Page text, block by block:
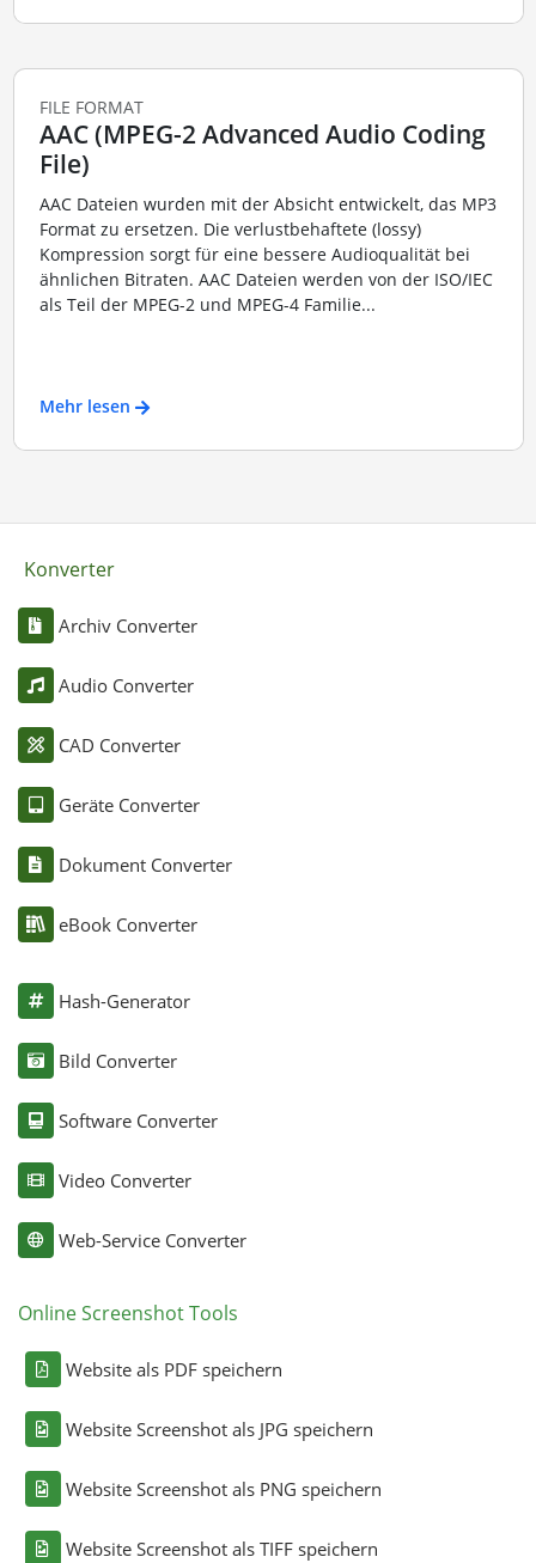
FILE FORMAT
AAC (MPEG-2 Advanced Audio Coding
File)
AAC Dateien wurden mit der Absicht entwickelt, das MP3
Format zu ersetzen. Die verlustbehaftete (lossy)
Kompression sorgt für eine bessere Audioqualität bei
ähnlichen Bitraten. AAC Dateien werden von der ISO/IEC
als Teil der MPEG-2 und MPEG-4 Familie...
Mehr lesen
Konverter
Archiv Converter
Audio Converter
CAD Converter
Geräte Converter
Dokument Converter
eBook Converter
Hash-Generator
Bild Converter
Software Converter
Video Converter
Web-Service Converter
Online Screenshot Tools
Website als PDF speichern
Website Screenshot als JPG speichern
Website Screenshot als PNG speichern
Website Screenshot als TIFF speichern